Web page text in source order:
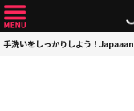
手洗いをしっかりしよう！Japaaan